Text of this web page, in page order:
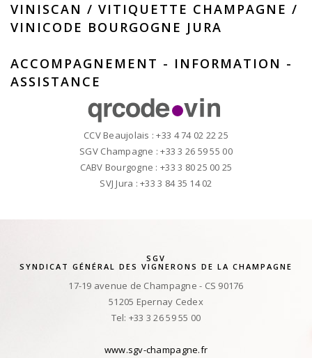
VINISCAN / VITIQUETTE CHAMPAGNE /
VINICODE BOURGOGNE JURA
ACCOMPAGNEMENT - INFORMATION -
ASSISTANCE
CCV Beaujolais : +33 4 74 02 22 25
SGV Champagne : +33 3 26 59 55 00
CABV Bourgogne : +33 3 80 25 00 25
SVJ Jura : +33 3 84 35 14 02
SGV
SYNDICAT GÉNÉRAL DES VIGNERONS DE LA CHAMPAGNE
17-19 avenue de Champagne - CS 90176
51205 Epernay Cedex
Tel: +33 3 26 59 55 00
www.sgv-champagne.fr